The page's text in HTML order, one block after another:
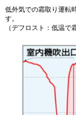
低外気での霜取り運転
す。
（デフロスト：低温で